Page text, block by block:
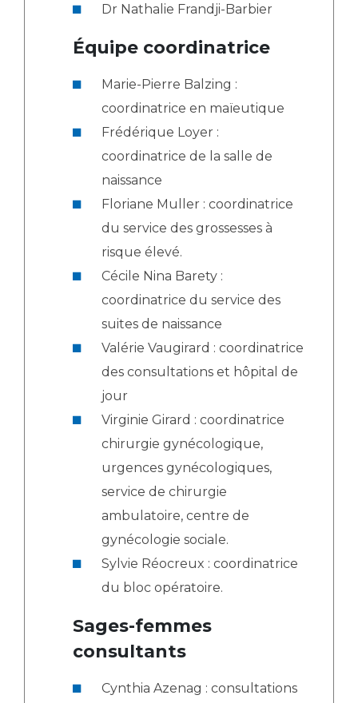
Dr Nathalie Frandji-Barbier
Équipe coordinatrice
Marie-Pierre Balzing :
coordinatrice en maïeutique
Frédérique Loyer :
coordinatrice de la salle de
naissance
Floriane Muller : coordinatrice
du service des grossesses à
risque élevé.
Cécile Nina Barety :
coordinatrice du service des
suites de naissance
Valérie Vaugirard : coordinatrice
des consultations et hôpital de
jour
Virginie Girard : coordinatrice
chirurgie gynécologique,
urgences gynécologiques,
service de chirurgie
ambulatoire, centre de
gynécologie sociale.
Sylvie Réocreux : coordinatrice
du bloc opératoire.
Sages-femmes
consultants
Cynthia Azenag : consultations